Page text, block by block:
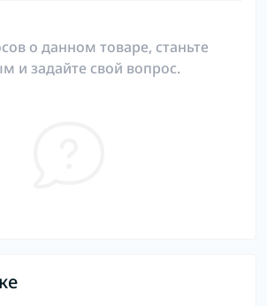
о данном товаре, станьте
и задайте свой вопрос.